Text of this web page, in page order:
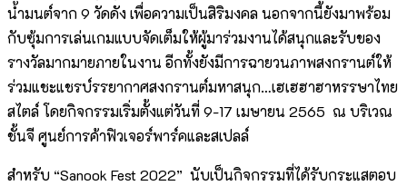
น้ำมนต์จาก 9 วัดดัง เพื่อความเป็นสิริมงคล นอกจากนี้ยังมาพร้อม
กับซุ้มการเล่นเกมแบบจัดเต็มให้ผู้มาร่วมงานได้สนุกและรับของ
รางวัลมากมายภายในงาน อีกทั้งยังมีการฉายวนภาพสงกรานต์ให้
ร่วมแชะแชรบ์รรยากาศสงกรานต์มหาสนุก…เฮเฮฮาฮาหรรษาไทย
สไตล์ โดยกิจกรรมเริ่มตั้งแต่วันที่ 9-17 เมษายน 2565 ณ บริเวณ
ชั้นจี ศูนย์การค้าฟิวเจอร์พาร์คและสเปลล์
สำหรับ “Sanook Fest 2022” นับเป็นกิจกรรมที่ได้รับกระแสตอบ